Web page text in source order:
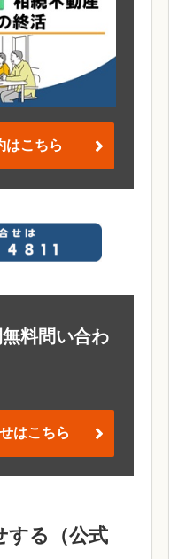
はこちら
料問い合わ
はこちら
する（公式